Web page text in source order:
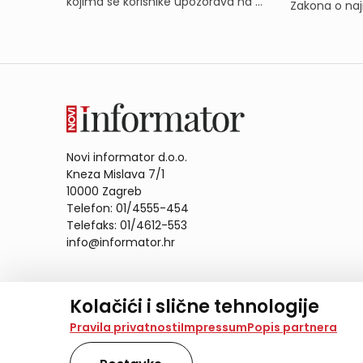
Kolačići i slične tehnologije
Na našoj web stranici koristimo kolačiće i slične
analiziramo promet na stranici te prikazujemo
također koriste ove tehnologije.
Pravila privatnostiImpressumPopis partnera
Zakona o
Novi informator d.o.o.
Kneza Mislava 7/1
10000 Zagreb
Telefon: 01/4555-454
Telefaks: 01/4612-553
info@informator.hr